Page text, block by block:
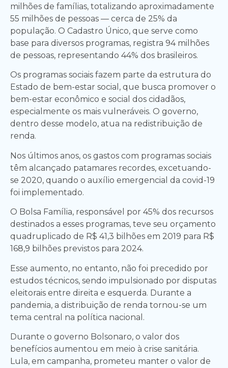
milhões de famílias, totalizando aproximadamente
55 milhões de pessoas — cerca de 25% da
população. O Cadastro Único, que serve como
base para diversos programas, registra 94 milhões
de pessoas, representando 44% dos brasileiros.
Os programas sociais fazem parte da estrutura do
Estado de bem-estar social, que busca promover o
bem-estar econômico e social dos cidadãos,
especialmente os mais vulneráveis. O governo,
dentro desse modelo, atua na redistribuição de
renda.
Nos últimos anos, os gastos com programas sociais
têm alcançado patamares recordes, excetuando-
se 2020, quando o auxílio emergencial da covid-19
foi implementado.
O Bolsa Família, responsável por 45% dos recursos
destinados a esses programas, teve seu orçamento
quadruplicado de R$ 41,3 bilhões em 2019 para R$
168,9 bilhões previstos para 2024.
Esse aumento, no entanto, não foi precedido por
estudos técnicos, sendo impulsionado por disputas
eleitorais entre direita e esquerda. Durante a
pandemia, a distribuição de renda tornou-se um
tema central na política nacional.
Durante o governo Bolsonaro, o valor dos
benefícios aumentou em meio à crise sanitária.
Lula, em campanha, prometeu manter o valor de